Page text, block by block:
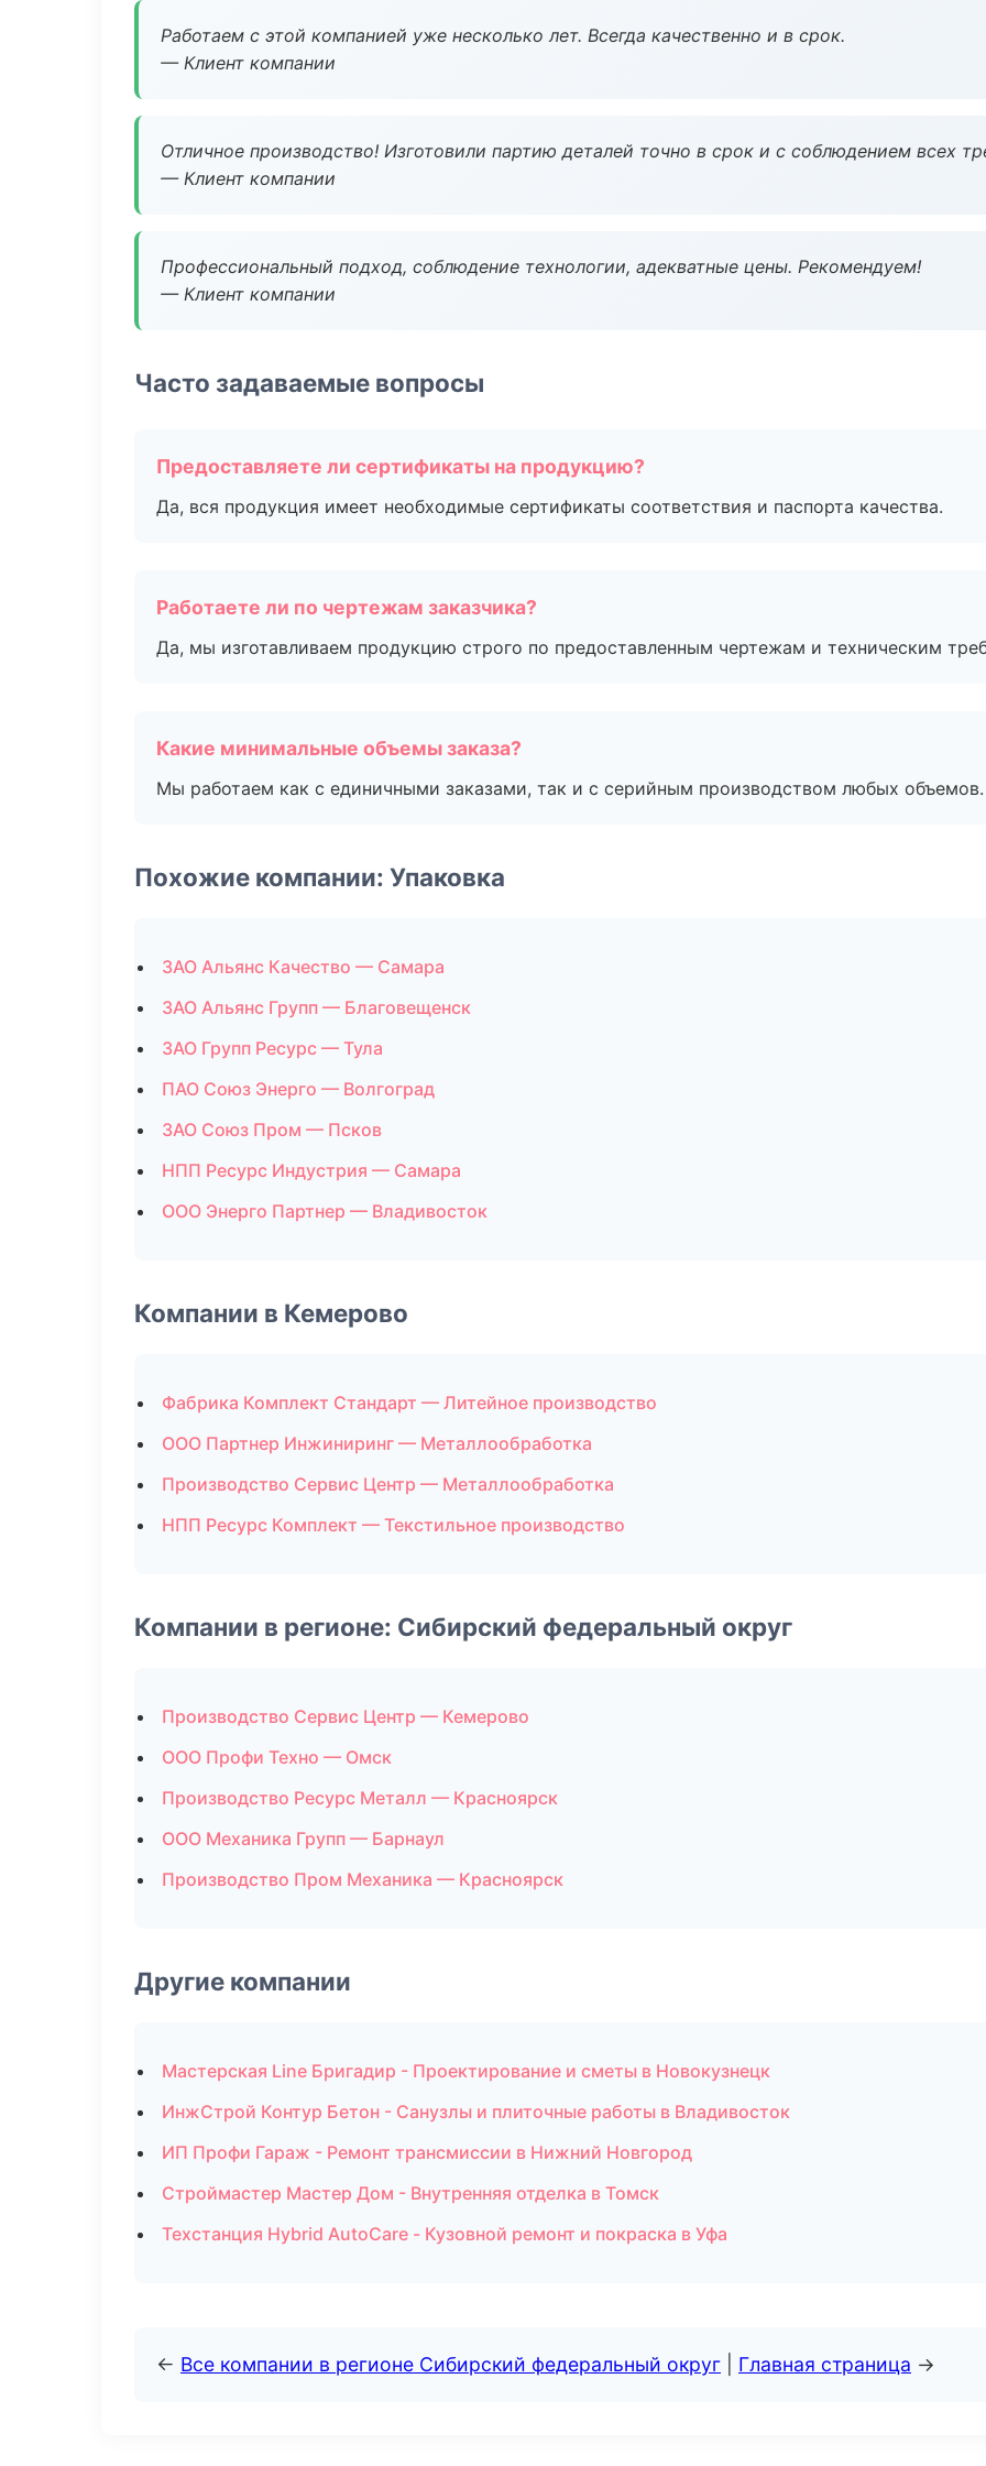
Работаем с этой компанией уже несколько лет. Всегда качественно и в срок.
— Клиент компании
Отличное производство! Изготовили партию деталей точно в срок и с соблюдением всех
— Клиент компании
Профессиональный подход, соблюдение технологии, адекватные цены. Рекомендуем!
— Клиент компании
Часто задаваемые вопросы
Предоставляете ли сертификаты на продукцию?
Да, вся продукция имеет необходимые сертификаты соответствия и паспорта качества.
Работаете ли по чертежам заказчика?
Да, мы изготавливаем продукцию строго по предоставленным чертежам и техническим
Какие минимальные объемы заказа?
Мы работаем как с единичными заказами, так и с серийным производством любых объемов.
Похожие компании: Упаковка
ЗАО Альянс Качество — Самара
ЗАО Альянс Групп — Благовещенск
ЗАО Групп Ресурс — Тула
ПАО Союз Энерго — Волгоград
ЗАО Союз Пром — Псков
НПП Ресурс Индустрия — Самара
ООО Энерго Партнер — Владивосток
Компании в Кемерово
Фабрика Комплект Стандарт — Литейное производство
ООО Партнер Инжиниринг — Металлообработка
Производство Сервис Центр — Металлообработка
НПП Ресурс Комплект — Текстильное производство
Компании в регионе: Сибирский федеральный округ
Производство Сервис Центр — Кемерово
ООО Профи Техно — Омск
Производство Ресурс Металл — Красноярск
ООО Механика Групп — Барнаул
Производство Пром Механика — Красноярск
Другие компании
Мастерская Line Бригадир - Проектирование и сметы в Новокузнецк
ИнжСтрой Контур Бетон - Санузлы и плиточные работы в Владивосток
ИП Профи Гараж - Ремонт трансмиссии в Нижний Новгород
Строймастер Мастер Дом - Внутренняя отделка в Томск
Техстанция Hybrid AutoCare - Кузовной ремонт и покраска в Уфа
← Все компании в регионе Сибирский федеральный округ Главная страница →